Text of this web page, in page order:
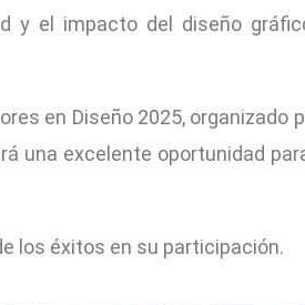
y el impacto del diseño
en Diseño 2025, organizado
una excelente oportunidad
los éxitos en su participación.